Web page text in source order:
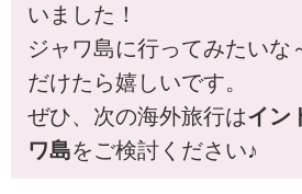
ー」という
多くのメデ
た。
ジャコウネ
いました！
ジャワ島に行ってみたいな
だけたら嬉しいです。
ぜひ、次の海外旅行はイン
ワ島をご検討ください♪